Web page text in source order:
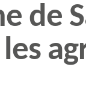
de